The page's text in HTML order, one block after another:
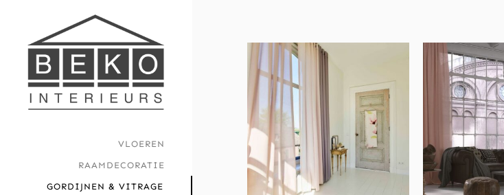
content
VLOEREN
RAAMDECORATIE
GORDIJNEN & VITRAGE